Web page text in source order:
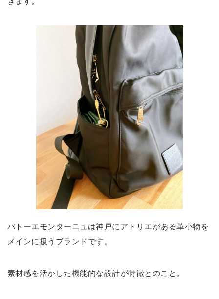
バトーエモンターニュは神戸にアトリエがある革小物を
メインに扱うブランドです。
素材感を活かした機能的な設計が特徴とのこと。